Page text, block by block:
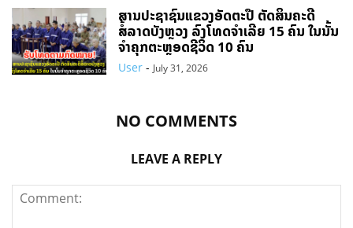
ສານປະຊາຊົນແຂວງອັດຕະປື ຕັດສິນຄະດີ
ສໍ້ລາດບັງຫຼວງ ລົງໂທດຈຳເລີຍ 15 ຄົນ ໃນນັ້ນ
ຈໍາຄຸກຕະຫຼອດຊີວິດ 10 ຄົນ
User - July 31, 2026
NO COMMENTS
LEAVE A REPLY